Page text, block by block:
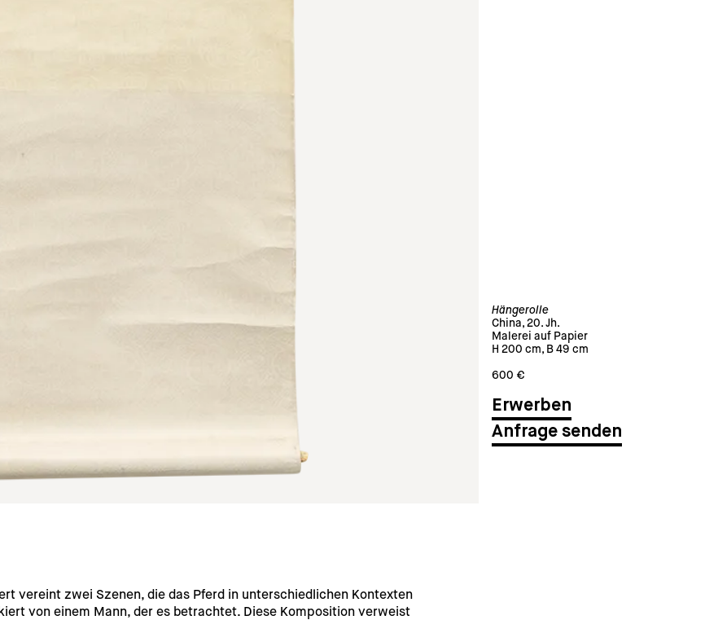
Hängerolle
China, 20. Jh.
Malerei auf Papier
H 200 cm, B 49 cm
600 €
Anfrage senden
vereint zwei Szenen, die das Pferd in unterschiedlichen Kontexten
von einem Mann, der es betrachtet. Diese Komposition verweist